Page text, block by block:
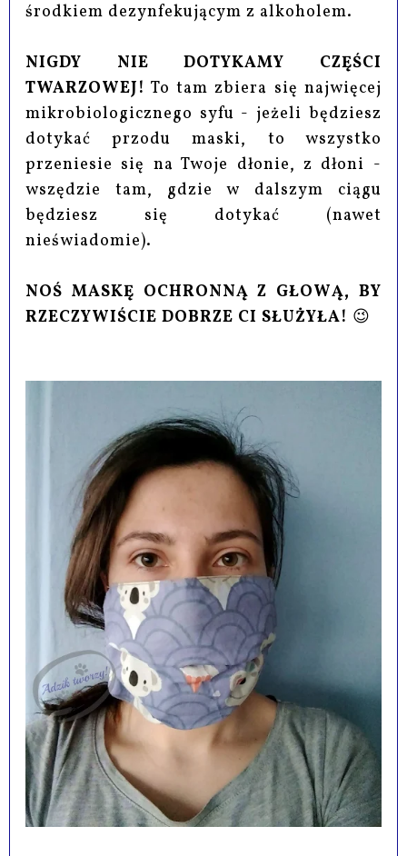
środkiem dezynfekującym z alkoholem.
NIGDY NIE DOTYKAMY CZĘŚCI
TWARZOWEJ! To tam zbiera się najwięcej
mikrobiologicznego syfu - jeżeli będziesz
dotykać przodu maski, to wszystko
przeniesie się na Twoje dłonie, z dłoni -
wszędzie tam, gdzie w dalszym ciągu
będziesz się dotykać (nawet
nieświadomie).
NOŚ MASKĘ OCHRONNĄ Z GŁOWĄ, BY
RZECZYWIŚCIE DOBRZE CI SŁUŻYŁA! 😉